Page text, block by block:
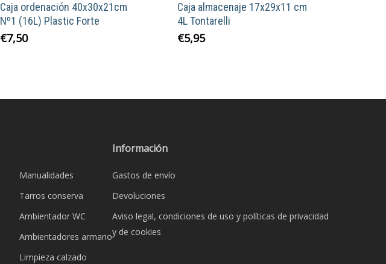
Caja ordenación 40x30x21cm
Nº1 (16L) Plastic Forte
€7,50
Caja almacenaje 17x29x11 cm
4L Tontarelli
€5,95
Manualidades
Tarros conserva
Ambientador WC
Ambientadores armario
Limpieza calzado
Información
Gastos de envío
Devoluciones
Aviso legal, condiciones de uso y políticas de privacidad
y de cookies